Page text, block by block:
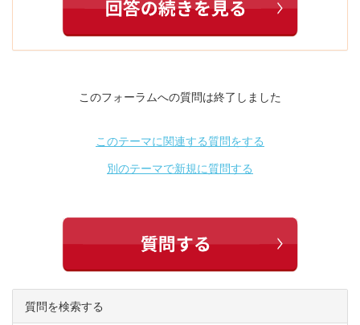
このフォーラムへの質問は終了しました
このテーマに関連する質問をする
別のテーマで新規に質問する
質問を検索する